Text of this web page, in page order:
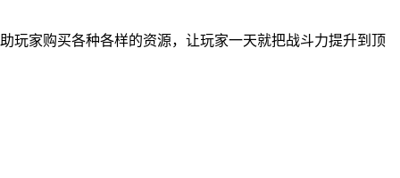
玩家购买各种各样的资源，让玩家一天就把战斗力提升到顶